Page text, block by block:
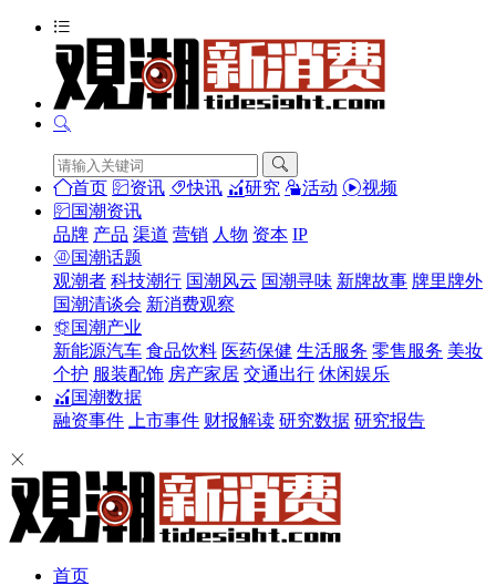
首页 资讯 快讯 研究 活动
视频
国潮资讯
品牌 产品 渠道 营销 人物 资本 IP
国潮话题
观潮者 科技潮行 国潮风云 国潮寻味 新牌故事 牌里牌外
国潮清谈会 新消费观察
国潮产业
新能源汽车 食品饮料 医药保健 生活服务 零售服务 美妆
个护 服装配饰 房产家居 交通出行 休闲娱乐
国潮数据
融资事件
上市事件 财报解读 研究数据 研究报告
首页